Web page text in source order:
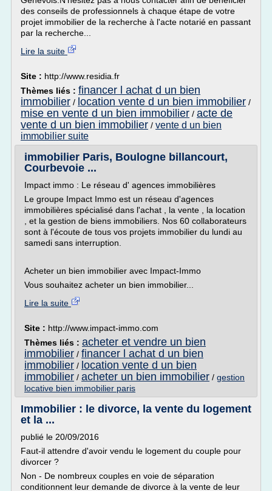
des conseils de professionnels à chaque étape de votre
projet immobilier de la recherche à l'acte notarié en passant
par la recherche...
Lire la suite
Site : http://www.residia.fr
Thèmes liés : financer l achat d un bien
immobilier / location vente d un bien immobilier /
mise en vente d un bien immobilier / acte de
vente d un bien immobilier / vente d un bien
immobilier suite
immobilier Paris, Boulogne billancourt,
Courbevoie ...
Impact immo : Le réseau d' agences immobilières
Le groupe Impact Immo est un réseau d'agences
immobilières spécialisé dans l'achat , la vente , la location
, et la gestion de biens immobiliers. Nos 60 collaborateurs
sont à l'écoute de tous vos projets immobilier du lundi au
samedi sans interruption.
Acheter un bien immobilier avec Impact-Immo
Vous souhaitez acheter un bien immobilier...
Lire la suite
Site : http://www.impact-immo.com
Thèmes liés : acheter et vendre un bien
immobilier / financer l achat d un bien
immobilier / location vente d un bien
immobilier / acheter un bien immobilier / gestion
locative bien immobilier paris
Immobilier : le divorce, la vente du logement
et la ...
publié le 20/09/2016
Faut-il attendre d'avoir vendu le logement du couple pour
divorcer ?
Non - De nombreux couples en voie de séparation
conditionnent leur demande de divorce à la vente de leur